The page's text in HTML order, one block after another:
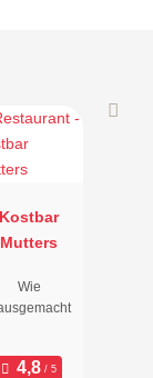
Kostbar
Mutters
Wie